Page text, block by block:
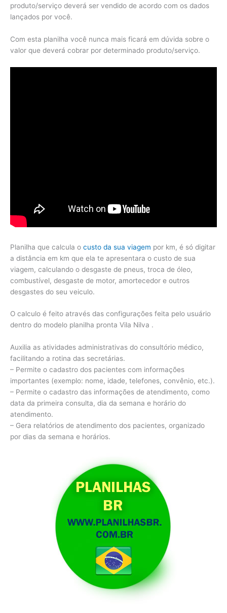
produto/serviço deverá ser vendido de acordo com os dados
lançados por você.
Com esta planilha você nunca mais ficará em dúvida sobre o
valor que deverá cobrar por determinado produto/serviço.
Planilha que calcula o custo da sua viagem por km, é só digitar
a distância em km que ela te apresentara o custo de sua
viagem, calculando o desgaste de pneus, troca de óleo,
combustível, desgaste de motor, amortecedor e outros
desgastes do seu veiculo.
O calculo é feito através das configurações feita pelo usuário
dentro do modelo planilha pronta Vila Nilva .
Auxilia as atividades administrativas do consultório médico,
facilitando a rotina das secretárias.
– Permite o cadastro dos pacientes com informações
importantes (exemplo: nome, idade, telefones, convênio, etc.).
– Permite o cadastro das informações de atendimento, como
data da primeira consulta, dia da semana e horário do
atendimento.
– Gera relatórios de atendimento dos pacientes, organizado
por dias da semana e horários.